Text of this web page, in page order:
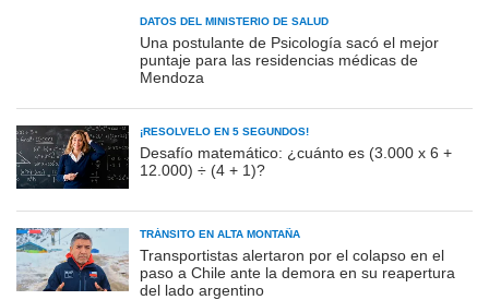
DATOS DEL MINISTERIO DE SALUD
Una postulante de Psicología sacó el mejor
puntaje para las residencias médicas de
Mendoza
¡RESOLVELO EN 5 SEGUNDOS!
Desafío matemático: ¿cuánto es (3.000 x 6 +
12.000) ÷ (4 + 1)?
TRÁNSITO EN ALTA MONTAÑA
Transportistas alertaron por el colapso en el
paso a Chile ante la demora en su reapertura
del lado argentino